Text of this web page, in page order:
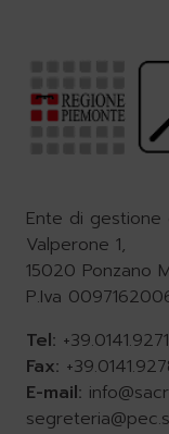
Ente di gestione
Valperone 1,
15020 Ponzano
P.Iva
Tel:
Fax:
E-mail: